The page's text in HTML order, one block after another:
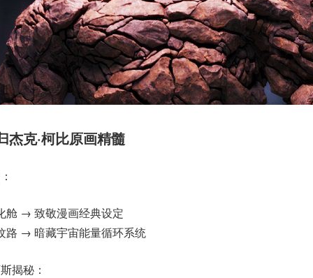
杰克·柯比原画精髓
舱 → 致敬漫画经典设定
路 → 暗藏宇宙能量循环系统
揭秘：